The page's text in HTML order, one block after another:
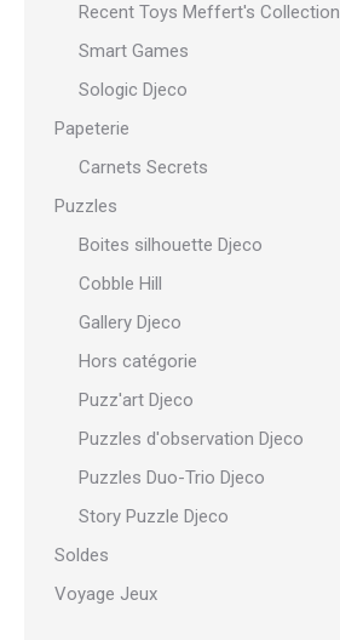
Recent Toys Meffert's Collection
Smart Games
Sologic Djeco
Papeterie
Carnets Secrets
Puzzles
Boites silhouette Djeco
Cobble Hill
Gallery Djeco
Hors catégorie
Puzz'art Djeco
Puzzles d'observation Djeco
Puzzles Duo-Trio Djeco
Story Puzzle Djeco
Soldes
Voyage Jeux